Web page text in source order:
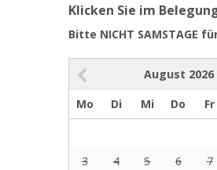
Klicken Sie im
Bitte NICHT SAMSTAGE
August 2026
Mo
Di Mi Do Fr
3
4 5 6 7